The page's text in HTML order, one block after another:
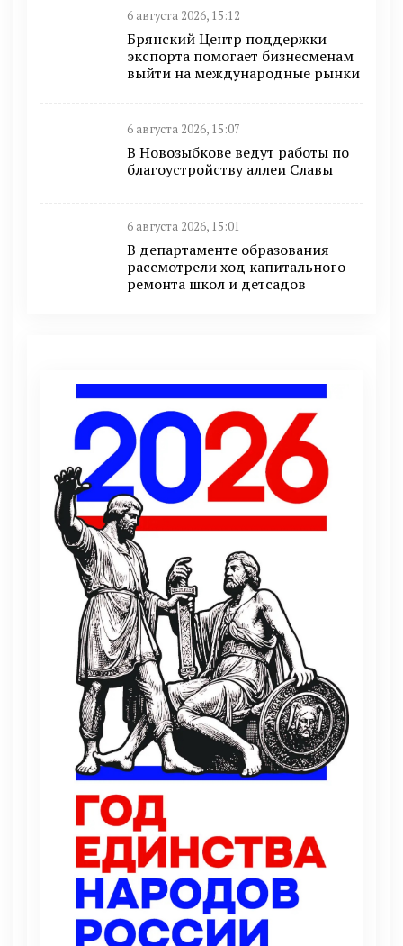
6 августа 2026, 15:12
Брянский Центр поддержки
экспорта помогает бизнесменам
выйти на международные рынки
6 августа 2026, 15:07
В Новозыбкове ведут работы по
благоустройству аллеи Славы
6 августа 2026, 15:01
В департаменте образования
рассмотрели ход капитального
ремонта школ и детсадов